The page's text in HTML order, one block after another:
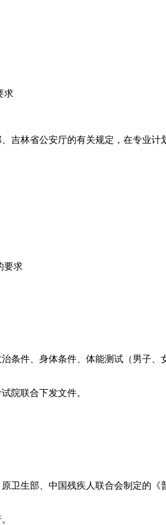
求
吉林省公安厅的有关规定，在专业计
要求
条件、身体条件、体能测试（男子、
院联合下发文件。
卫生部、中国残疾人联合会制定的《